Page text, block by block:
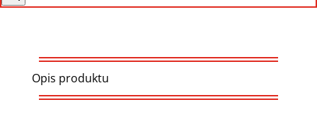
Opis produktu